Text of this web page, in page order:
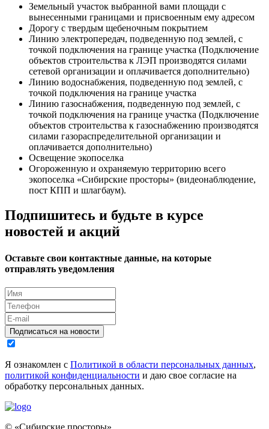
Земельный участок выбранной вами площади с
вынесенными границами и присвоенным ему адресом
Дорогу с твердым щебеночным покрытием
Линию электропередач, подведенную под землей, с
точкой подключения на границе участка (Подключение
объектов строительства к ЛЭП производятся силами
сетевой организации и оплачивается дополнительно)
Линию водоснабжения, подведенную под землей, с
точкой подключения на границе участка
Линию газоснабжения, подведенную под землей, с
точкой подключения на границе участка (Подключение
объектов строительства к газоснабжению производятся
силами газораспределительной организации и
оплачивается дополнительно)
Освещение экопоселка
Огороженную и охраняемую территорию всего
экопоселка «Сибирские просторы» (видеонаблюдение,
пост КПП и шлагбаум).
Подпишитесь и будьте в курсе
новостей и акций
Оставьте свои контактные данные, на которые
отправлять уведомления
Подписаться на новости
Я ознакомлен с Политикой в области персональных данных,
политикой конфиденциальности и даю свое согласие на
обработку персональных данных.
© «Сибирские просторы»